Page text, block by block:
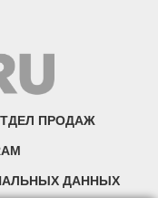
ПРОДАЖ
ДАННЫХ